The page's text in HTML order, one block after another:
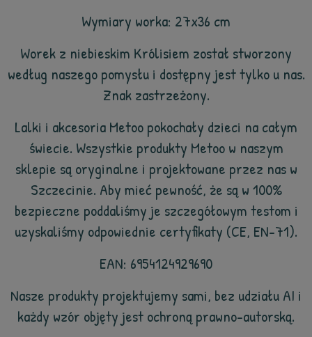
Wymiary worka: 27x36 cm
Worek z niebieskim Królisiem został stworzony
według naszego pomysłu i dostępny jest tylko u nas.
Znak zastrzeżony.
Lalki i akcesoria Metoo pokochały dzieci na całym
świecie. Wszystkie produkty Metoo w naszym
sklepie są oryginalne i projektowane przez nas w
Szczecinie. Aby mieć pewność, że są w 100%
bezpieczne poddaliśmy je szczegółowym testom i
uzyskaliśmy odpowiednie certyfikaty (CE, EN-71).
EAN: 6954124929690
Nasze produkty projektujemy sami, bez udziału AI i
każdy wzór objęty jest ochroną prawno-autorską.